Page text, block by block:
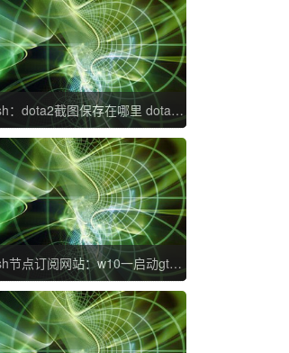
clash：dota2截图保存在哪里 dota2截图在哪个文件夹
clash节点订阅网站：w10一启动gta5就闪退怎么办 w10玩gta5老闪退完美解决方法